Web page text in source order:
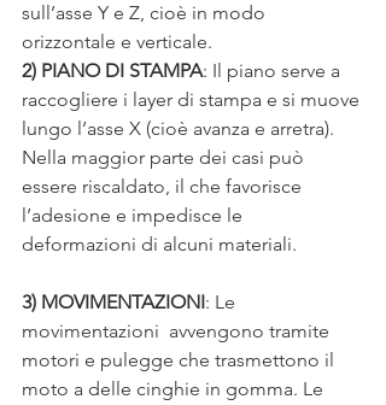
sull’asse Y e Z, cioè in modo
orizzontale e verticale.
2) PIANO DI STAMPA: Il piano serve a
raccogliere i layer di stampa e si muove
lungo l’asse X (cioè avanza e arretra).
Nella maggior parte dei casi può
essere riscaldato, il che favorisce
l’adesione e impedisce le
deformazioni di alcuni materiali.
3) MOVIMENTAZIONI: Le
movimentazioni  avvengono tramite
motori e pulegge che trasmettono il
moto a delle cinghie in gomma. Le